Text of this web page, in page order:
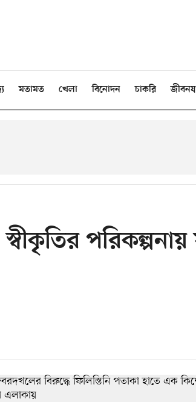
মতামত খেলা বিনোদন চাকরি
পরিকল্পনায়